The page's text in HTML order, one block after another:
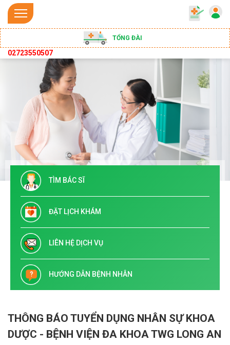
TỔNG ĐÀI
02723550507
TÌM BÁC SĨ
ĐẶT LỊCH KHÁM
LIÊN HỆ DỊCH VỤ
HƯỚNG DẪN BỆNH NHÂN
THÔNG BÁO TUYỂN DỤNG NHÂN SỰ KHOA
DƯỢC - BỆNH VIỆN ĐA KHOA TWG LONG AN